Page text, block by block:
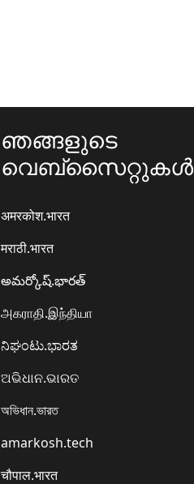
ഞങ്ങളുടെ
വെബ്സൈറ്റുകൾ
अमरकोश.भारत
मराठी.भारत
అమర్కోష్.భారత్
அகராதி.இந்தியா
ನಿಘಂಟು.ಭಾರತ
ଅଭିଧାନ.ଭାରତ
অভিধান.ভারত
amarkosh.tech
चौपाल.भारत